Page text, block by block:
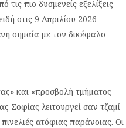
πιο δυσμενείς εξελίξεις
στις 9 Απριλίου 2026
σημαία με τον δικέφαλο
και «προσβολή τμήματος
Σοφίας λειτουργεί σαν τζαμί
ατόφιας παράνοιας. Οι